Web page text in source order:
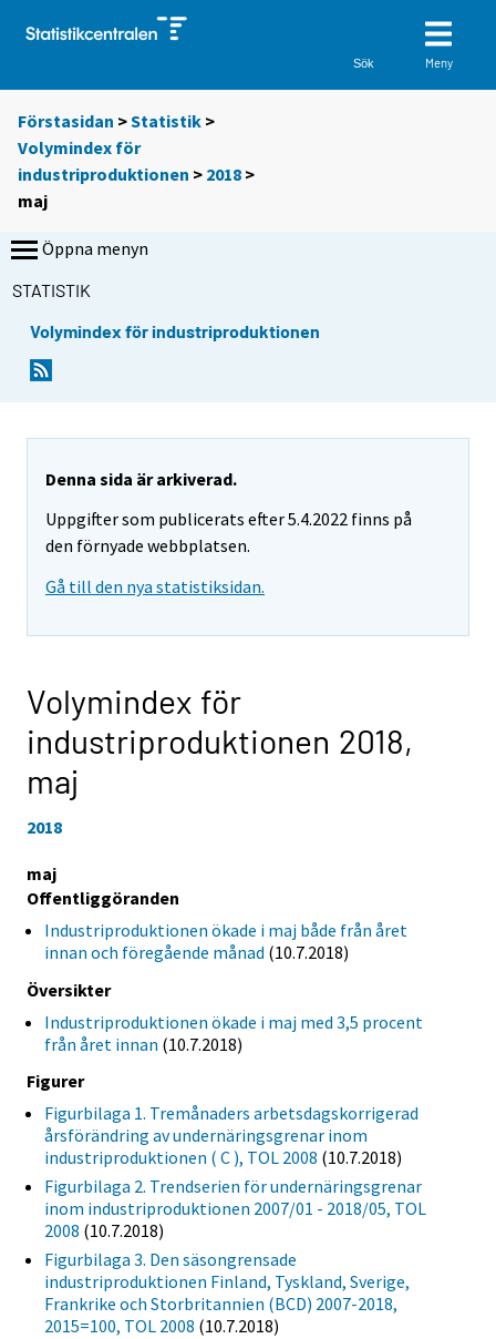
Sök Meny
Förstasidan >Statistik >
Volymindex för
industriproduktionen > 2018 >
maj
Öppna menyn
STATISTIK
Volymindex för industriproduktionen
Denna sida är arkiverad.
Uppgifter som publicerats efter 5.4.2022 finns på
den förnyade webbplatsen.
Gå till den nya statistiksidan.
Volymindex för
industriproduktionen 2018,
maj
2018
maj
Offentliggöranden
Industriproduktionen ökade i maj både från året
innan och föregående månad (10.7.2018)
Översikter
Industriproduktionen ökade i maj med 3,5 procent
från året innan (10.7.2018)
Figurer
Figurbilaga 1. Tremånaders arbetsdagskorrigerad
årsförändring av undernäringsgrenar inom
industriproduktionen ( C ), TOL 2008 (10.7.2018)
Figurbilaga 2. Trendserien för undernäringsgrenar
inom industriproduktionen 2007/01 - 2018/05, TOL
2008 (10.7.2018)
Figurbilaga 3. Den säsongrensade
industriproduktionen Finland, Tyskland, Sverige,
Frankrike och Storbritannien (BCD) 2007-2018,
2015=100, TOL 2008 (10.7.2018)